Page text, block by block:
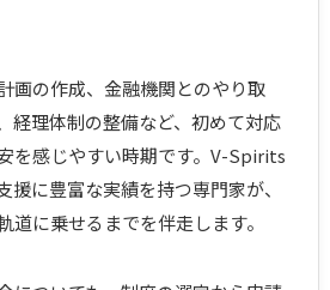
画の作成、金融機関とのやり取
経理体制の整備など、初めて対応
を感じやすい時期です。V-Spirits
援に豊富な実績を持つ専門家が、
道に乗せるまでを伴走します。